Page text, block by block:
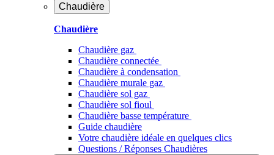
Chaudière
Chaudière
Chaudière gaz
Chaudière connectée
Chaudière à condensation
Chaudière murale gaz
Chaudière sol gaz
Chaudière sol fioul
Chaudière basse température
Guide chaudière
Votre chaudière idéale en quelques clics
Questions / Réponses Chaudières